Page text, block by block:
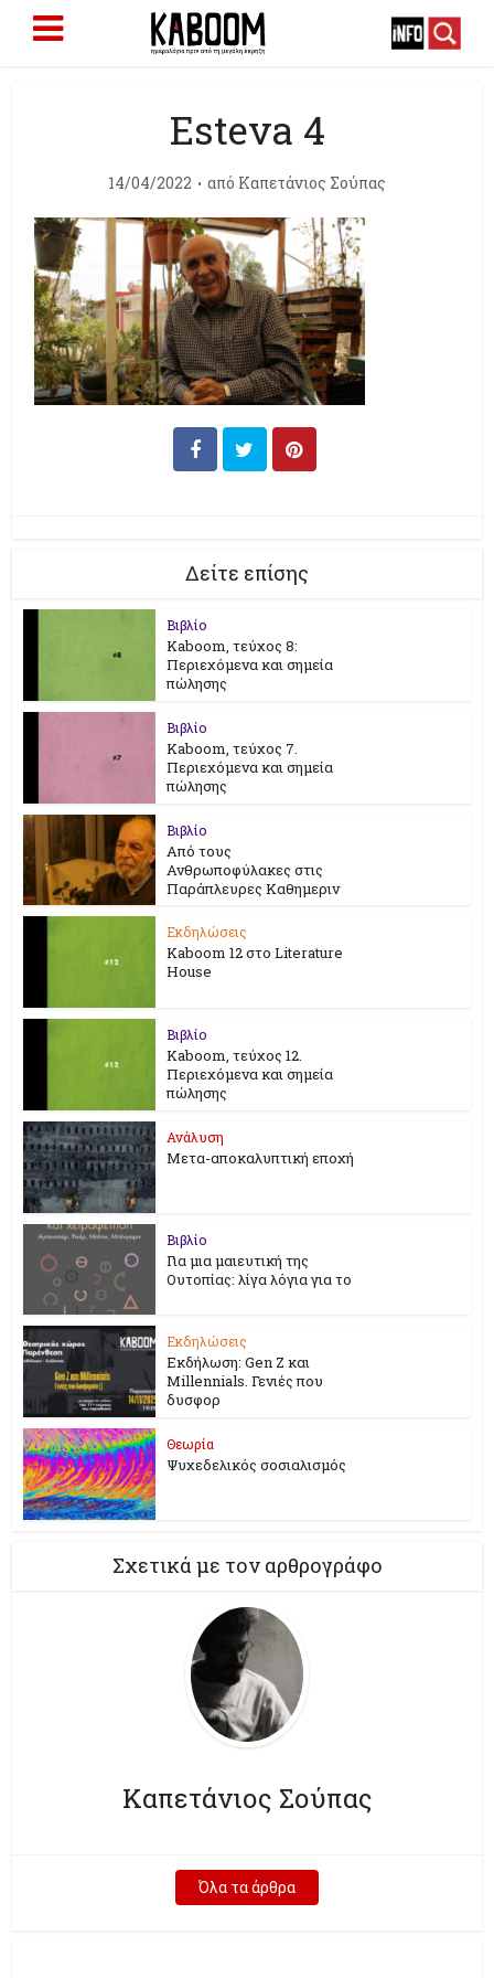
Esteva 4
14/04/2022 από Καπετάνιος Σούπας
Δείτε επίσης
Βιβλίο
Kaboom, τεύχος 8:
Περιεχόμενα και σημεία
πώλησης
Βιβλίο
Kaboom, τεύχος 7.
Περιεχόμενα και σημεία
πώλησης
Βιβλίο
Από τους
Ανθρωποφύλακες στις
Παράπλευρες Καθημεριν
Εκδηλώσεις
Kaboom 12 στο Literature
House
Βιβλίο
Kaboom, τεύχος 12.
Περιεχόμενα και σημεία
πώλησης
Ανάλυση
Μετα-αποκαλυπτική εποχή
Βιβλίο
Για μια μαιευτική της
Ουτοπίας: λίγα λόγια για το
Εκδηλώσεις
Εκδήλωση: Gen Z και
Millennials. Γενιές που
δυσφορ
Θεωρία
Ψυχεδελικός σοσιαλισμός
Σχετικά με τον αρθρογράφο
Καπετάνιος Σούπας
Όλα τα άρθρα